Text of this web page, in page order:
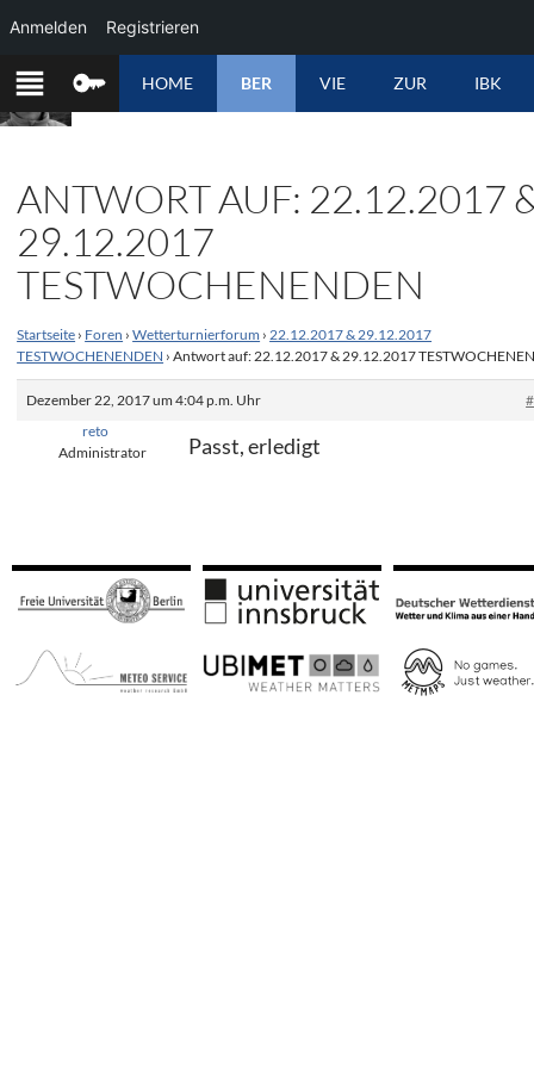
ZUM
INHALT
SPRINGEN
HOME BER VIE ZUR IBK
ANTWORT AUF: 22.12.2017
29.12.2017
TESTWOCHENENDEN
Startseite › Foren › Wetterturnierforum › 22.12.2017 & 29.12.2017
TESTWOCHENENDEN › Antwort auf: 22.12.2017 & 29.12.2017
Dezember 22, 2017 um 4:04 p.m. Uhr
reto
Administrator
Passt, erledigt
Anmelden Registrieren